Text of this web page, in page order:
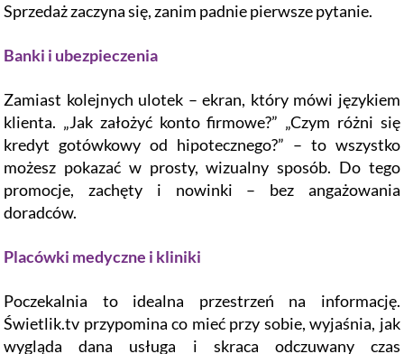
Sprzedaż zaczyna się, zanim padnie pierwsze pytanie.
Banki i ubezpieczenia
Zamiast kolejnych ulotek – ekran, który mówi językiem
klienta. „Jak założyć konto firmowe?” „Czym różni się
kredyt gotówkowy od hipotecznego?” – to wszystko
możesz pokazać w prosty, wizualny sposób. Do tego
promocje, zachęty i nowinki – bez angażowania
doradców.
Placówki medyczne i kliniki
Poczekalnia to idealna przestrzeń na informację.
Świetlik.tv przypomina co mieć przy sobie, wyjaśnia, jak
wygląda dana usługa i skraca odczuwany czas